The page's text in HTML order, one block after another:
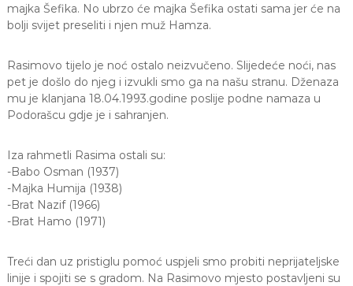
majka Šefika. No ubrzo će majka Šefika ostati sama jer će na
bolji svijet preseliti i njen muž Hamza.
Rasimovo tijelo je noć ostalo neizvučeno. Slijedeće noći, nas
pet je došlo do njeg i izvukli smo ga na našu stranu. Dženaza
mu je klanjana 18.04.1993.godine poslije podne namaza u
Podorašcu gdje je i sahranjen.
Iza rahmetli Rasima ostali su:
-Babo Osman (1937)
-Majka Humija (1938)
-Brat Nazif (1966)
-Brat Hamo (1971)
Treći dan uz pristiglu pomoć uspjeli smo probiti neprijateljske
linije i spojiti se s gradom. Na Rasimovo mjesto postavljeni su